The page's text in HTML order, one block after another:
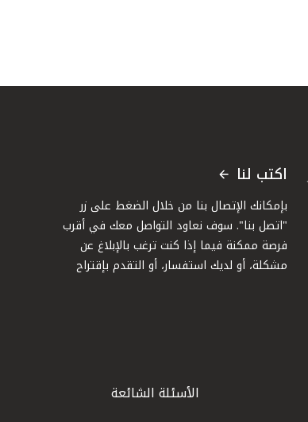
اكتب لنا
بإمكانك الإتصال بنا من خلال الضغط على زر
"اتصل بنا". سوف نعاود التواصل معك في أقرب
فرصة ممكنة فيما إذا كنت ترغب بالإبلاغ عن
مشكلة، أو لديك استفسار، أو التقدم بإقتراح
الأسئلة الشائعة